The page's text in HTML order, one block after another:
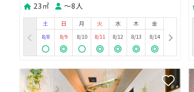
23㎡
〜8人
土
8/8
日
8/9
月
8/10
火
8/11
水
8/12
木
8/13
金
8/14